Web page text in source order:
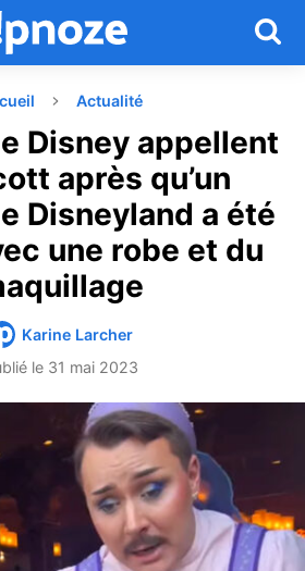
Actualité
Disney appellent
après qu’un
Disneyland a été
une robe et du
Karine Larcher
le 31 mai 2023